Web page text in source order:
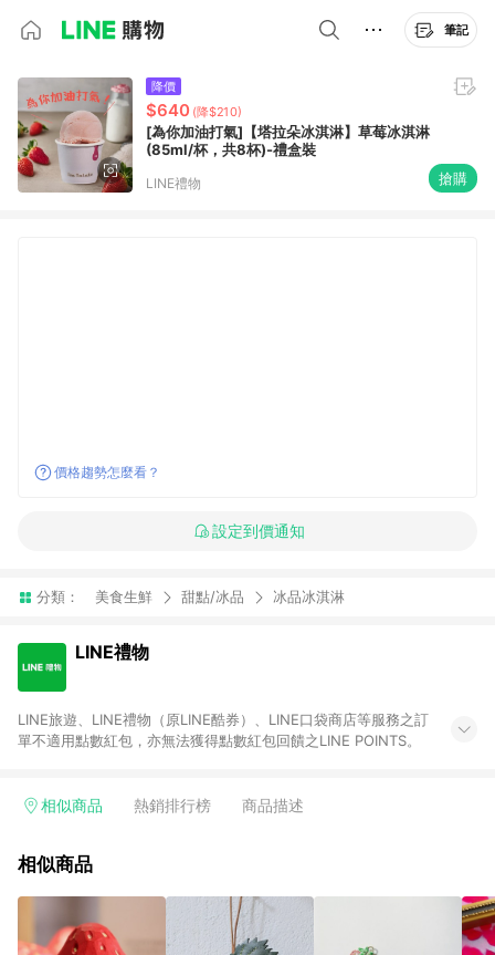
筆記
降價
$640 (降$210)
[為你加油打氣]【塔拉朵冰淇淋】草莓冰淇淋
(85ml/杯，共8杯)-禮盒裝
LINE禮物 搶購
價格趨勢怎麼看？
設定到價通知
分類： 美食生鮮 甜點/冰品 冰品冰淇淋
LINE禮物
LINE旅遊、LINE禮物（原LINE酷券）、LINE口袋商店等服務之訂
單不適用點數紅包，亦無法獲得點數紅包回饋之LINE POINTS。
相似商品 熱銷排行榜 商品描述
相似商品